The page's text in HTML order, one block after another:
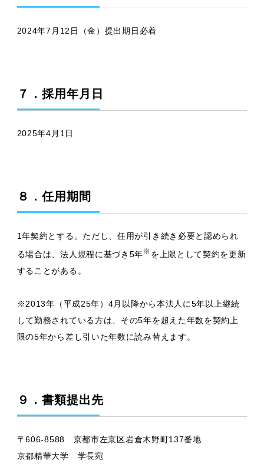
2024年7月12日（金）提出期日必着
７．採用年月日
2025年4月1日
８．任用期間
1年契約とする。ただし、任用が引き続き必要と認められ
る場合は、法人規程に基づき5年※ を上限として契約を更新
することがある。
※2013年（平成25年）4月以降から本法人に5年以上継続
して勤務されている方は、 その5年を超えた年数を契約上
限の5年から差し引いた年数に読み替えます。
９．書類提出先
〒606-8588 京都市左京区岩倉木野町137番地
京都精華大学 学長宛